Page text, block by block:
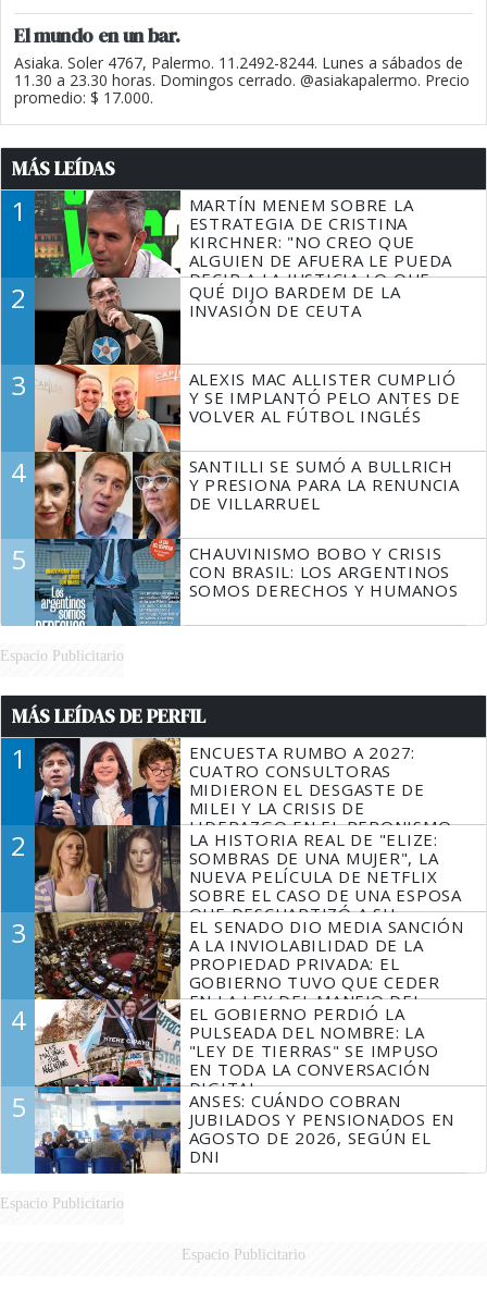
El mundo en un bar.
Asiaka. Soler 4767, Palermo. 11.2492-8244. Lunes a sábados de
11.30 a 23.30 horas. Domingos cerrado. @asiakapalermo. Precio
promedio: $ 17.000.
MÁS LEÍDAS
1
MARTÍN MENEM SOBRE LA
ESTRATEGIA DE CRISTINA
KIRCHNER: "NO CREO QUE
ALGUIEN DE AFUERA LE PUEDA
DECIR A LA JUSTICIA LO QUE
TIENE QUE HACER"
2
QUÉ DIJO BARDEM DE LA
INVASIÓN DE CEUTA
3
ALEXIS MAC ALLISTER CUMPLIÓ
Y SE IMPLANTÓ PELO ANTES DE
VOLVER AL FÚTBOL INGLÉS
4
SANTILLI SE SUMÓ A BULLRICH
Y PRESIONA PARA LA RENUNCIA
DE VILLARRUEL
5
CHAUVINISMO BOBO Y CRISIS
CON BRASIL: LOS ARGENTINOS
SOMOS DERECHOS Y HUMANOS
Espacio Publicitario
MÁS LEÍDAS DE PERFIL
1
ENCUESTA RUMBO A 2027:
CUATRO CONSULTORAS
MIDIERON EL DESGASTE DE
MILEI Y LA CRISIS DE
LIDERAZGO EN EL PERONISMO
2
LA HISTORIA REAL DE "ELIZE:
SOMBRAS DE UNA MUJER", LA
NUEVA PELÍCULA DE NETFLIX
SOBRE EL CASO DE UNA ESPOSA
QUE DESCUARTIZÓ A SU
MARIDO
3
EL SENADO DIO MEDIA SANCIÓN
A LA INVIOLABILIDAD DE LA
PROPIEDAD PRIVADA: EL
GOBIERNO TUVO QUE CEDER
EN LA LEY DEL MANEJO DEL
FUEGO
4
EL GOBIERNO PERDIÓ LA
PULSEADA DEL NOMBRE: LA
"LEY DE TIERRAS" SE IMPUSO
EN TODA LA CONVERSACIÓN
DIGITAL
5
ANSES: CUÁNDO COBRAN
JUBILADOS Y PENSIONADOS EN
AGOSTO DE 2026, SEGÚN EL
DNI
Espacio Publicitario
Espacio Publicitario